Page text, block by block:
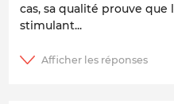
cas, sa qualité prouve
stimulant...